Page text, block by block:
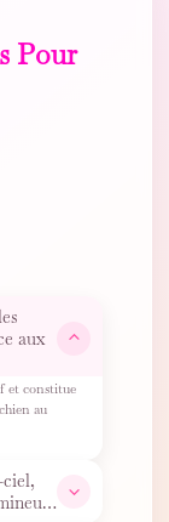
Pour
aux
et constitue
au
ciel,